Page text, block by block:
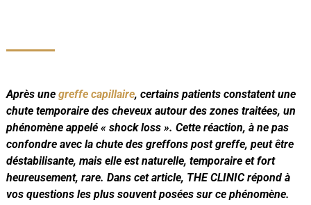
Après une greffe capillaire, certains patients constatent une
chute temporaire des cheveux autour des zones traitées, un
phénomène appelé « shock loss ». Cette réaction, à ne pas
confondre avec la chute des greffons post greffe, peut être
déstabilisante, mais elle est naturelle, temporaire et fort
heureusement, rare. Dans cet article, THE CLINIC répond à
vos questions les plus souvent posées sur ce phénomène.